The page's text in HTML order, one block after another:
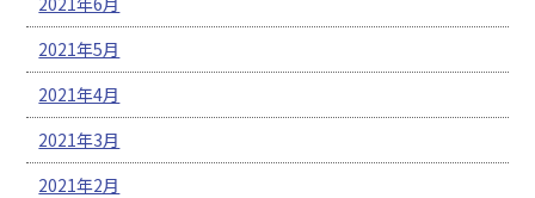
2021年5月
2021年4月
2021年3月
2021年2月